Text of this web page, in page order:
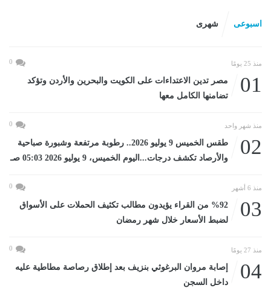
اسبوعى شهرى
منذ 25 يومًا 0
01
مصر تدين الاعتداءات على الكويت والبحرين والأردن وتؤكد
تضامنها الكامل معها
منذ شهر واحد 0
02
طقس الخميس 9 يوليو 2026.. رطوبة مرتفعة وشبورة صباحية
والأرصاد تكشف درجات...اليوم الخميس، 9 يوليو 2026 05:03 صـ
منذ 6 أشهر 0
03
%92 من القراء يؤيدون مطالب تكثيف الحملات على الأسواق
لضبط الأسعار خلال شهر رمضان
منذ 27 يومًا 0
04
إصابة مروان البرغوثي بنزيف بعد إطلاق رصاصة مطاطية عليه
داخل السجن